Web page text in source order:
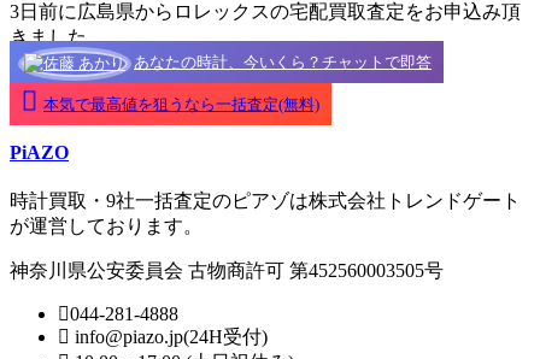
3日前に広島県からロレックスの宅配買取査定をお申込み頂
きました。
あなたの時計、今いくら？チャットで即答
本気で最高値を狙うなら一括査定(無料)
PiAZO
時計買取・9社一括査定のピアゾは株式会社トレンドゲート
が運営しております。
神奈川県公安委員会 古物商許可 第452560003505号
044-281-4888
info@piazo.jp(24H受付)